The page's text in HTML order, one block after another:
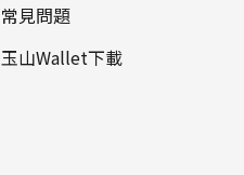
常見問題
玉山Wallet下載